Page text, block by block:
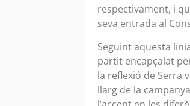
respectivament, i
seva entrada al
Seguint aquesta
partit encapçalat
la reflexió de Serra
llarg de la